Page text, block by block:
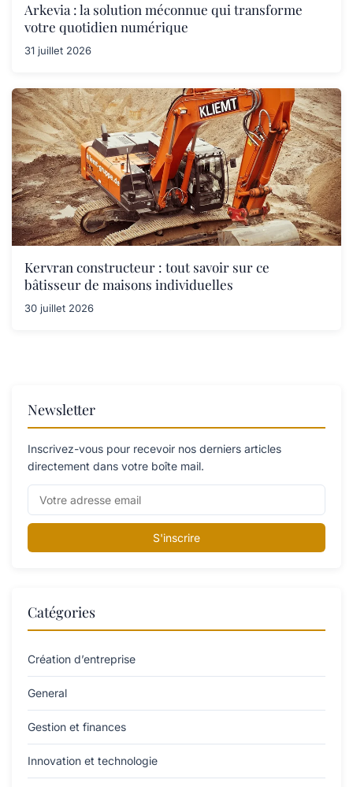
Arkevia : la solution méconnue qui transforme
votre quotidien numérique
31 juillet 2026
Kervran constructeur : tout savoir sur ce
bâtisseur de maisons individuelles
30 juillet 2026
Newsletter
Inscrivez-vous pour recevoir nos derniers articles
directement dans votre boîte mail.
S'inscrire
Catégories
Création d’entreprise
General
Gestion et finances
Innovation et technologie